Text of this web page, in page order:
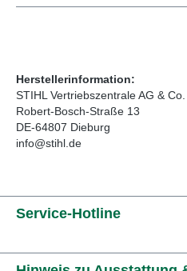
Herstellerinformation:
STIHL Vertriebszentrale AG & Co.
Robert-Bosch-Straße 13
DE-64807 Dieburg
info@stihl.de
Service-Hotline